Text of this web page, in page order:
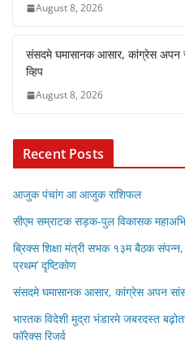
August 8, 2026
संसदमे घमासानक आसार, कांग्रेस
व्हिप
August 8, 2026
Recent Posts
आजुक पंचांग आ आजुक राशिफल
सीएम सम्राटक सड़क-पुल विकासक
ब्रिक्स शिक्षा मंत्री सभक १३म बैठक
प्रथम’ दृष्टिकोण
संसदमे घमासानक आसार, कांग्रेस अपन
भारतक विदेशी मुद्रा भंडारमे जबरदस्त
फॉरेक्स रिजर्व